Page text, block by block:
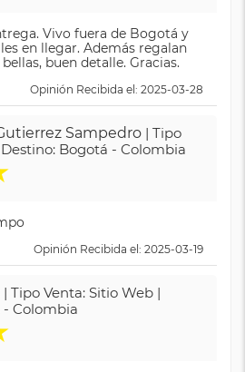
Vivo fuera de Bogotá y
en llegar. Además regalan
buen detalle. Gracias.
Opinión Recibida el: 2025-03-28
Sampedro | Tipo
Bogotá - Colombia
Opinión Recibida el: 2025-03-19
| Tipo Venta: Sitio Web |
- Colombia